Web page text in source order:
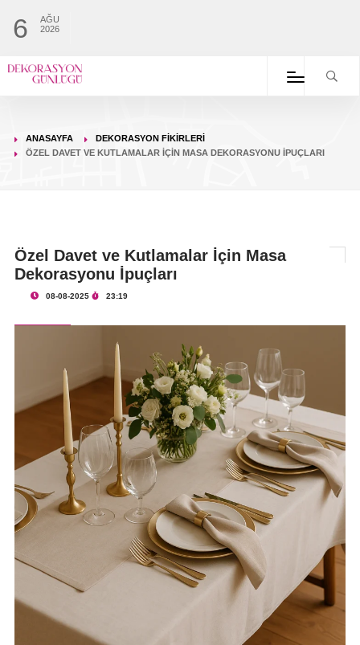
6
AĞU
2026
ANASAYFA
DEKORASYON FIKIRLERI
ÖZEL DAVET VE KUTLAMALAR İÇIN MASA DEKORASYONU İPUÇLARI
Özel Davet ve Kutlamalar İçin Masa
Dekorasyonu İpuçları
08-08-2025 23:19